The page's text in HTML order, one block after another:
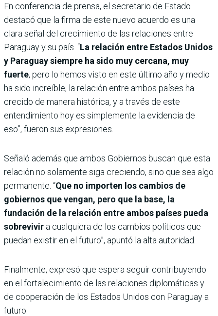
En conferencia de prensa, el secretario de Estado
destacó que la firma de este nuevo acuerdo es una
clara señal del crecimiento de las relaciones entre
Paraguay y su país. “La relación entre Estados Unidos
y Paraguay siempre ha sido muy cercana, muy
fuerte, pero lo hemos visto en este último año y medio
ha sido increíble, la relación entre ambos países ha
crecido de manera histórica, y a través de este
entendimiento hoy es simplemente la evidencia de
eso”, fueron sus expresiones.
Señaló además que ambos Gobiernos buscan que esta
relación no solamente siga creciendo, sino que sea algo
permanente. “Que no importen los cambios de
gobiernos que vengan, pero que la base, la
fundación de la relación entre ambos países pueda
sobrevivir a cualquiera de los cambios políticos que
puedan existir en el futuro”, apuntó la alta autoridad.
Finalmente, expresó que espera seguir contribuyendo
en el fortalecimiento de las relaciones diplomáticas y
de cooperación de los Estados Unidos con Paraguay a
futuro.